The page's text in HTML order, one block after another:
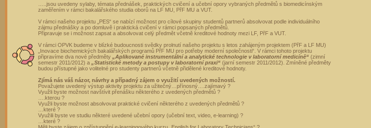
…..jsou uvedeny sylaby, témata přednášek, praktických cvičení a učební opory vybraných předmětů s biomedicínským
zaměřením v rámci bakalářského studia oborů na LF MU, PřF MU a VUT.
V rámci našeho projektu „PES“ se nabízí možnost pro cílové skupiny studentů partnerů absolvovat podle individuálního
zájmu přednášky a po domluvě i praktická cvičení v rámci popsaných předmětů.
Připravuje se i možnost zapsat a absolvovat celý předmět včetně kreditové hodnoty mezi LF, PřF a VUT.
V rámci OPVK budeme v blízké budoucnosti svědky prolnutí našeho projektu s letos zahájeným projektem (PřF a LF MU)
„Inovace biochemických bakalářských programů PřF MU pro potřeby moderní společnosti“. V rámci tohoto projektu
připravíme dva nové předměty „Aplikované instrumentální a analytické technologie v laboratorní medicíně“ (zimní
semestr 2011/2012) a „Statistické metody a postupy v laboratorní praxi“ (jarní semestr 2011/2012). Zmíněné předměty
budou přístupné jako volitelné pro studenty partnerů včetně přidělené kreditové hodnoty.
Zjímá nás váš názor, návrhy a případný zájem o využití uvedených možností.
Považujete uvedený výstup aktivity projektu za užitečný…přínosný….zajímavý ?
Využli byste možnost navštívit přenášku některého z uvedených předmětů ?
….kterou ?
Využli byste možnost absolvovat praktické cvičení některého z uvedených předmětů ?
…které ?
Využili byste ve studiu některé uvedené učební opory (učební text, video, e-learning) ?
…které ?
Měli byste zájem o zpřístupnění e-learningového kurzu „English for Laboratory Technicians“ ?